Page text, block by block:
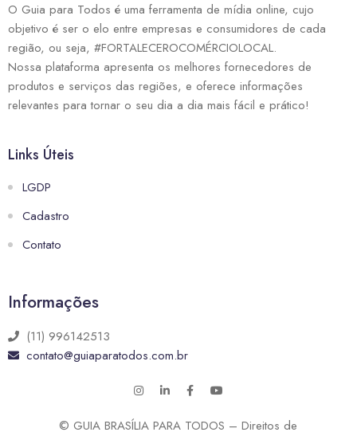
O Guia para Todos é uma ferramenta de mídia online, cujo
objetivo é ser o elo entre empresas e consumidores de cada
região, ou seja, #FORTALECEROCOMÉRCIOLOCAL.
Nossa plataforma apresenta os melhores fornecedores de
produtos e serviços das regiões, e oferece informações
relevantes para tornar o seu dia a dia mais fácil e prático!
Links Úteis
LGDP
Cadastro
Contato
Informações
(11) 996142513
contato@guiaparatodos.com.br
© GUIA BRASÍLIA PARA TODOS – Direitos de